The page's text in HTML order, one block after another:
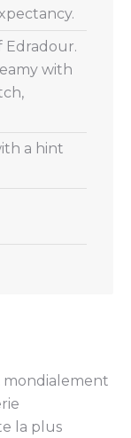
mondialement
la plus
Edradour.
with
a hint